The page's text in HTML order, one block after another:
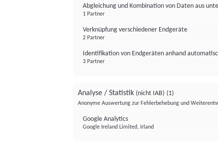
Abgleichung und Kombination von Daten aus
1 Partner
Verknüpfung verschiedener Endgeräte
2 Partner
Identifikation von Endgeräten anhand
3 Partner
Analyse / Statistik (nicht IAB) (1)
Anonyme Auswertung zur Fehlerbehebung und
Google Analytics
Google Ireland Limited, Irland